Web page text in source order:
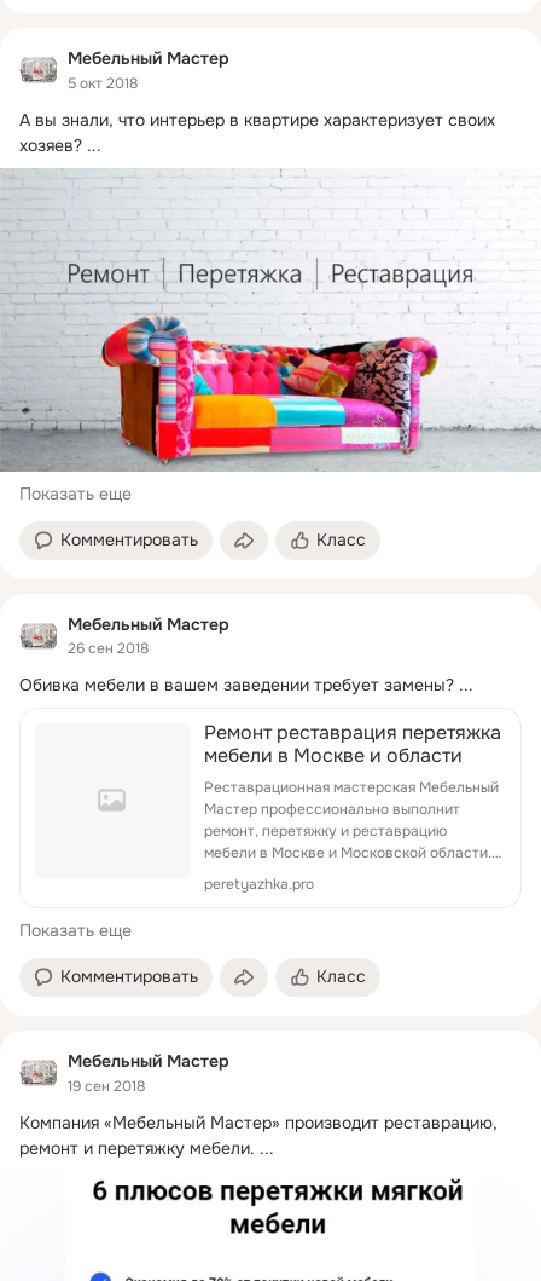
Мебельный Мастер
5 окт 2018
А вы знали, что интерьер в квартире характеризует своих
хозяев? ...
Показать еще
Комментировать Класс
Мебельный Мастер
26 сен 2018
Обивка мебели в вашем заведении требует замены? ...
Ремонт реставрация перетяжка
мебели в Москве и области
Реставрационная мастерская Мебельный
Мастер профессионально выполнит
ремонт, перетяжку и реставрацию
мебели в Москве и Московской области.
Тел: +7(499)394-47-71
peretyazhka.pro
Показать еще
Комментировать Класс
Мебельный Мастер
19 сен 2018
Компания «Мебельный Мастер» производит реставрацию,
ремонт и перетяжку мебели. ...